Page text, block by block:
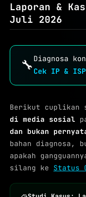
Laporan &
Juli 2026
🔧 Diagnosa
Cek IP &
Berikut cuplikan
di media sosial
dan bukan
bahan diagnosa,
apakah
silang ke Status